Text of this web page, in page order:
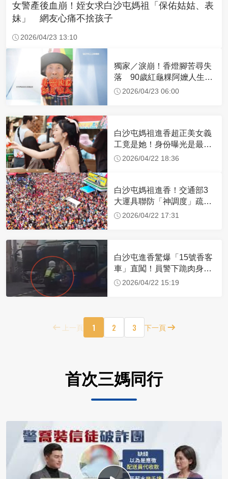
女警產後血崩！姪女求白沙屯媽祖「保佑姑姑、表
妹」 網友心痛不捨孩子
2026/04/23 13:10
獨家／淚崩！香燈腳苦尋失
落 90歲紅龜粿阿嬤人生謝
幕2026/04/23 06:00
白沙屯媽祖進香超正美女義
工竟是她！身份曝光是最美
禮生 一輩子不結婚
2026/04/22 18:36
白沙屯媽祖進香！交通部3
大運具聯防「神調度」疏運
32.1萬創新高
2026/04/22 17:31
白沙屯進香驚爆「15號香客
車」直闖！員警下跪肉身擋
車：讓行人先過
2026/04/22 15:19
上一頁 1 2 3 下一頁
首次三媽同行